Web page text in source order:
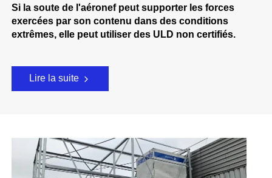
Si la soute de l'aéronef peut supporter les forces
exercées par son contenu dans des conditions
extrêmes, elle peut utiliser des ULD non certifiés.
Lire la suite